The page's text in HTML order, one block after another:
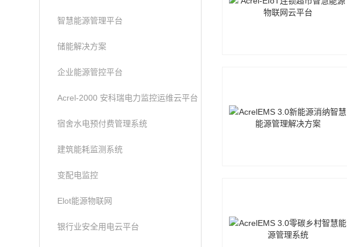
智慧能源管理平台
储能解决方案
企业能源管控平台
Acrel-2000 安科瑞电力监控运维云平台
宿舍水电预付费管理系统
建筑能耗监测系统
变配电监控
Elot能源物联网
银行业安全用电云平台